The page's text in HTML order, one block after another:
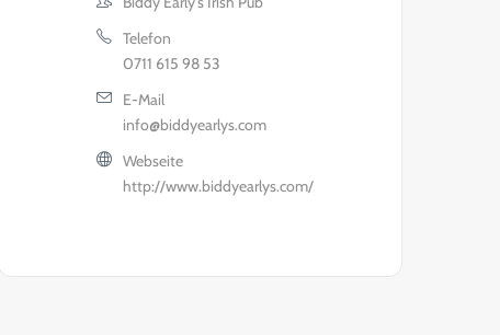
Telefon
0711 615 98 53
E-Mail
info@biddyearlys.com
Webseite
http://www.biddyearlys.com/